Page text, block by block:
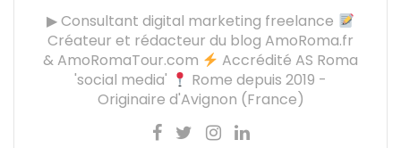
▶ Consultant digital marketing freelance
Créateur et rédacteur du blog AmoRoma.fr
& AmoRomaTour.com
Accrédité AS Roma
'social media'
Rome depuis 2019 -
Originaire d'Avignon (France)